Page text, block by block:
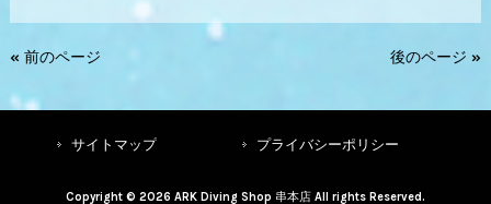
« 前のページ 後のページ »
サイトマップ プライバシーポリシー
Copyright © 2026 ARK Diving Shop 串本店 All rights Reserved.